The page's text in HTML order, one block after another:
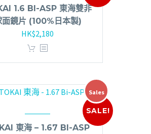
1.6 BI-ASP 東海雙非
面鏡片 (100%日本製)
HK$2,180
SALE!
Sales
東海 – 1.67 BI-ASP